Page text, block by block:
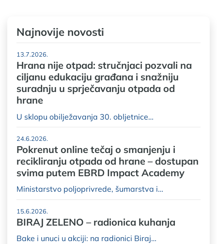
Najnovije novosti
13.7.2026.
Hrana nije otpad: stručnjaci pozvali na
ciljanu edukaciju građana i snažniju
suradnju u sprječavanju otpada od
hrane
U sklopu obilježavanja 30. obljetnice…
24.6.2026.
Pokrenut online tečaj o smanjenju i
recikliranju otpada od hrane – dostupan
svima putem EBRD Impact Academy
Ministarstvo poljoprivrede, šumarstva i…
15.6.2026.
BIRAJ ZELENO – radionica kuhanja
Bake i unuci u akciji: na radionici Biraj…